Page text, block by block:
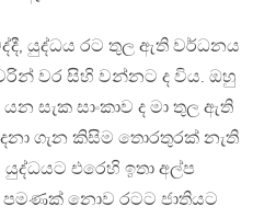
යුද්ධය රට තුල ඇති වර්ධනය
වර සිහි වන්නට ද විය. ඔහු
සැක සාංකාව ද මා තුල ඇති
ගැන කිසිම තොරතුරක් නැති
එරෙහි ඉතා අල්ප
නොව රටට ජාතියට